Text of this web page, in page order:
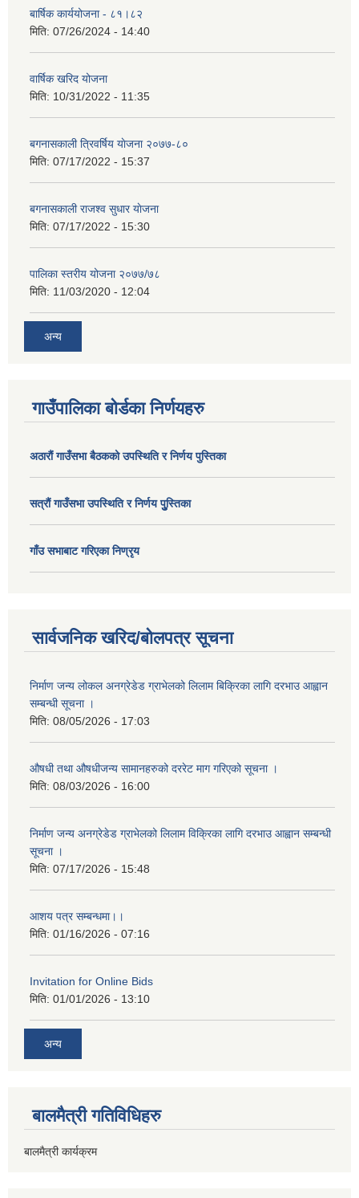
बार्षिक कार्ययोजना - ८१।८२
मिति: 07/26/2024 - 14:40
वार्षिक खरिद योजना
मिति: 10/31/2022 - 11:35
बगनासकाली त्रिवर्षिय याेजना २०७७-८०
मिति: 07/17/2022 - 15:37
बगनासकाली राजश्व सुधार याेजना
मिति: 07/17/2022 - 15:30
पालिका स्तरीय योजना २०७७/७८
मिति: 11/03/2020 - 12:04
अन्य
गाउँपालिका बोर्डका निर्णयहरु
अठाराैं गाउँसभा बैठकको उपस्थिति र निर्णय पुस्तिका
सत्राैं गाउँसभा उपस्थिति र निर्णय पुु्स्तिका
गाँउ सभाबाट गरिएका निण्रृय
सार्वजनिक खरिद/बोलपत्र सूचना
निर्माण जन्य लोकल अनग्रेडेड ग्राभेलको लिलाम बिक्रिका लागि दरभाउ आह्वान
सम्बन्धी सूचना ।
मिति: 08/05/2026 - 17:03
औषधी तथा औषधीजन्य सामानहरुको दररेट माग गरिएको सूचना ।
मिति: 08/03/2026 - 16:00
निर्माण जन्य अनग्रेडेड ग्राभेलको लिलाम विक्रिका लागि दरभाउ आह्वान सम्बन्धी
सूचना ।
मिति: 07/17/2026 - 15:48
आशय पत्र सम्बन्धमा।।
मिति: 01/16/2026 - 07:16
Invitation for Online Bids
मिति: 01/01/2026 - 13:10
अन्य
बालमैत्री गतिविधिहरु
बालमैत्री कार्यक्रम